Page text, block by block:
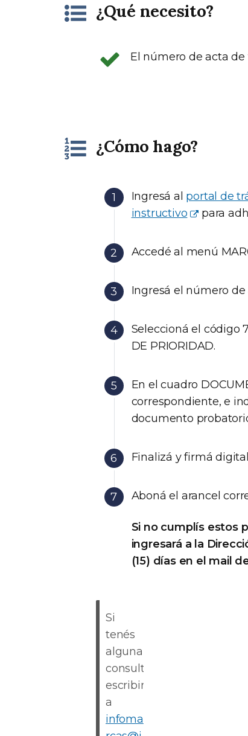
¿Qué necesito?
El número de acta de
¿Cómo hago?
Ingresá al portal de
instructivo
para
Accedé al menú
Ingresá el número de
Seleccioná el código
DE PRIORIDAD.
En el cuadro
correspondiente, e
documento
Finalizá y firmá
Aboná el arancel
Si no cumplís estos
ingresará a la
(15) días en el mail
Si
tenés
alguna
consulta,
escribinos
a
infoma